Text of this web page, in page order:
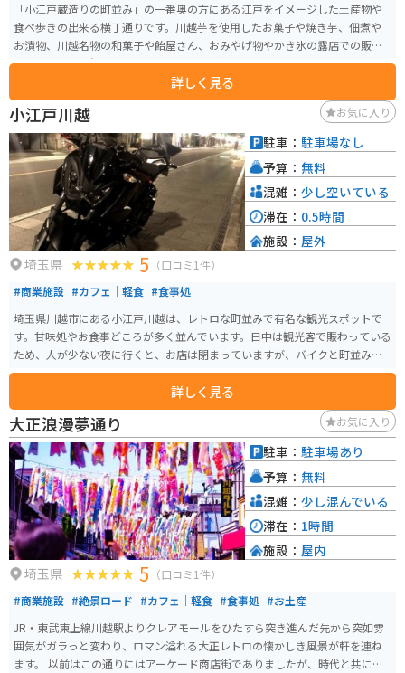
「小江戸蔵造りの町並み」の一番奥の方にある江戸をイメージした土産物や
食べ歩きの出来る横丁通りです。川越芋を使用したお菓子や焼き芋、佃煮や
お漬物、川越名物の和菓子や飴屋さん、おみやげ物やかき氷の露店での販売
など、小さな一角ではありますが各店舗が軒を連ねており、平日・週末問わ
ず沢山の観光客が訪れる人気エリアです。
詳しく見る
小江戸川越 お気に入り
埼玉県 5 （口コミ1件）
#商業施設 #カフェ｜軽食 #食事処
埼玉県川越市にある小江戸川越は、レトロな町並みで有名な観光スポットで
す。甘味処やお食事どころが多く並んでいます。日中は観光客で賑わっている
ため、人が少ない夜に行くと、お店は閉まっていますが、バイクと町並みと
の写真を撮ることができるので、こちらもオススメです。
詳しく見る
駐車： 駐車場なし
予算： 無料
混雑： 少し空いている
滞在： 0.5時間
施設： 屋外
大正浪漫夢通り お気に入り
埼玉県 5 （口コミ1件）
#商業施設 #絶景ロード #カフェ｜軽食 #食事処 #お土産
JR・東武東上線川越駅よりクレアモールをひたすら突き進んだ先から突如雰
囲気がガラっと変わり、ロマン溢れる大正レトロの懐かしき風景が軒を連ね
ます。 以前はこの通りにはアーケード商店街でありましたが、時代と共に
駐車： 駐車場あり
予算： 無料
混雑： 少し混んでいる
滞在： 1時間
施設： 屋内